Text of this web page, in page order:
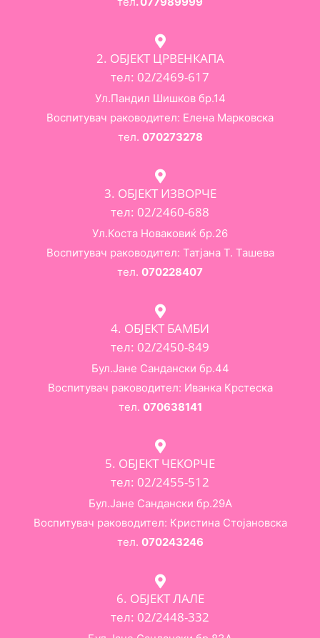
2. ОБЈЕКТ ЦРВЕНКАПА
тел: 02/2469-617
Ул.Пандил Шишков бр.14
Воспитувач раководител: Елена Марковска
тел. 070273278
3. ОБЈЕКТ ИЗВОРЧЕ
тел: 02/2460-688
Ул.Коста Новаковиќ бр.26
Воспитувач раководител: Татјана Т. Ташева
тел. 070228407
4. ОБЈЕКТ БАМБИ
тел: 02/2450-849
Бул.Јане Сандански бр.44
Воспитувач раководител: Иванка Крстеска
тел. 070638141
5. ОБЈЕКТ ЧЕКОРЧЕ
тел: 02/2455-512
Бул.Јане Сандански бр.29А
Воспитувач раководител: Кристина Стојановска
тел. 070243246
6. ОБЈЕКТ ЛАЛЕ
тел: 02/2448-332